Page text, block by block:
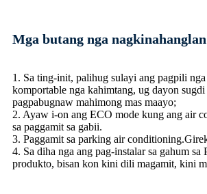
Mga butang nga
1. Sa ting-init, palihug sulayi ang pagpili
komportable nga kahimtang, ug dayon
pagpabugnaw mahimong mas maayo;
2. Ayaw i-on ang ECO mode kung ang air
sa paggamit sa gabii.
3. Paggamit sa parking air
4. Sa diha nga ang pag-instalar sa gahum
produkto, bisan kon kini dili magamit, kini